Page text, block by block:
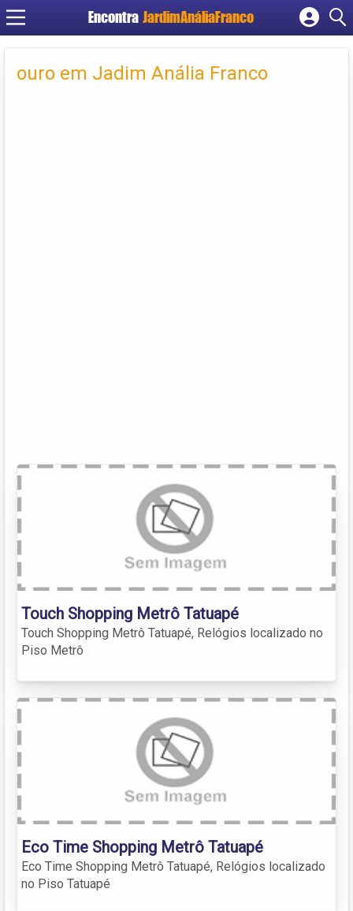
Encontra JardimAnáliaFranco
Cadastrar empresa
Criar conta
ouro em Jadim Anália Franco
Touch Shopping Metrô Tatuapé
Touch Shopping Metrô Tatuapé, Relógios localizado no
Piso Metrô
Eco Time Shopping Metrô Tatuapé
Eco Time Shopping Metrô Tatuapé, Relógios localizado
no Piso Tatuapé